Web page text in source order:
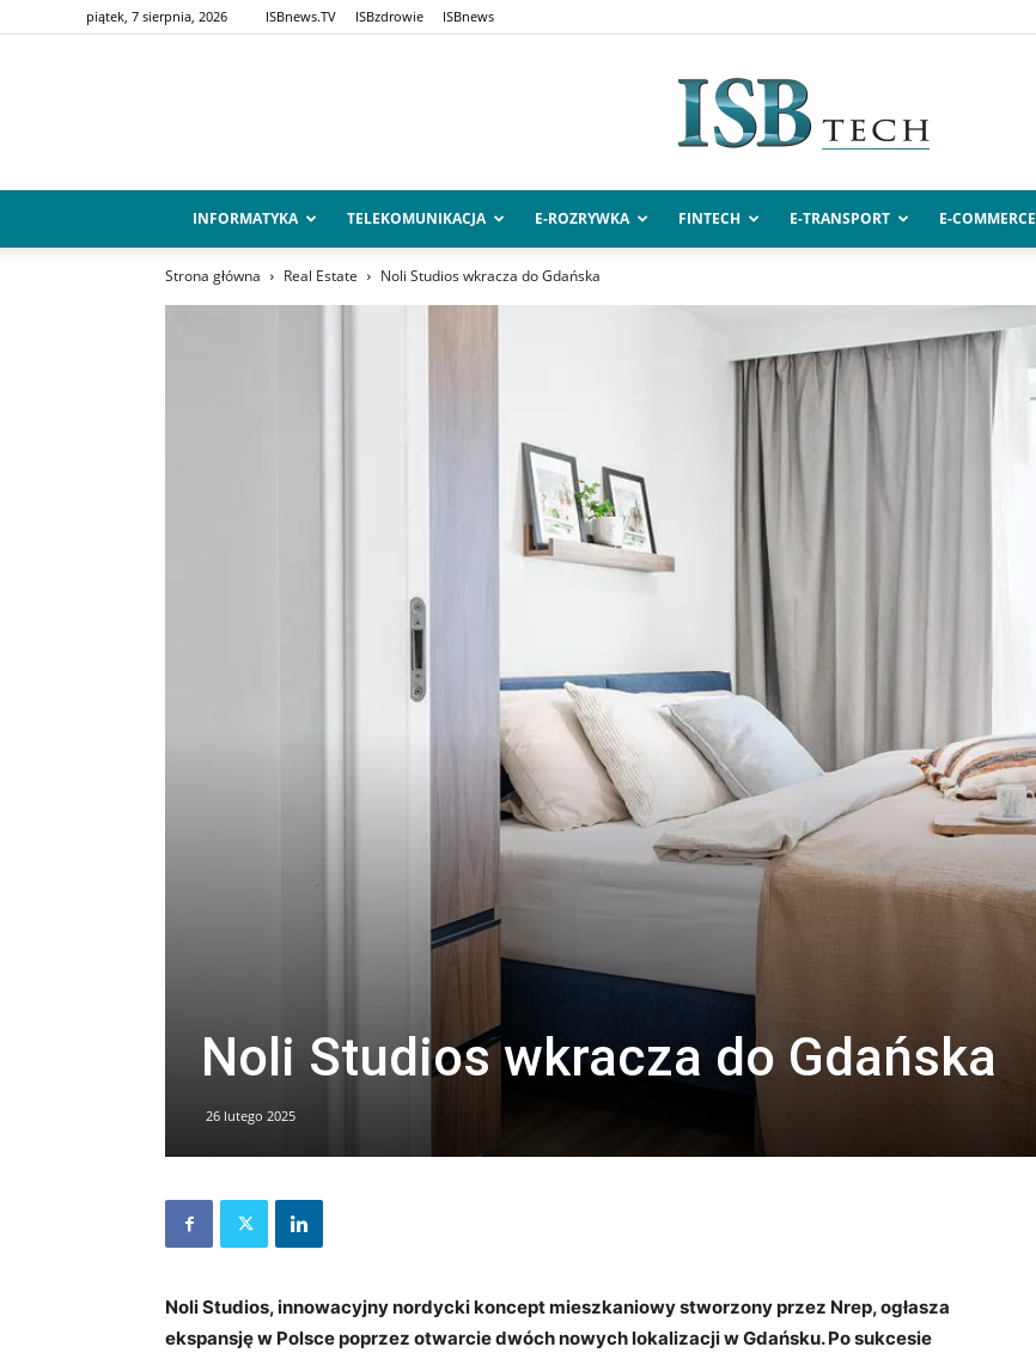
piątek, 7 sierpnia, 2026 ISBnews.TV ISBzdrowie ISBnews
ISBtech.pl
INFORMATYKA TELEKOMUNIKACJA E-ROZRYWKA FINTECH E-TRANSPORT E-COMMERCE
Strona główna Real Estate Noli Studios wkracza do Gdańska
Noli Studios wkracza do Gdańska
26 lutego 2025
Noli Studios, innowacyjny nordycki koncept mieszkaniowy stworzony przez Nrep, ogłasza
ekspansję w Polsce poprzez otwarcie dwóch nowych lokalizacji w Gdańsku. Po sukcesie